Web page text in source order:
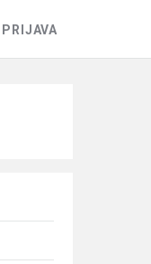
PRIJAVA